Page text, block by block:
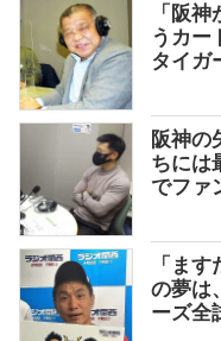
「阪
うカー
タイガ
阪神の
ちには
でファ
「ま
の夢は
ーズ全